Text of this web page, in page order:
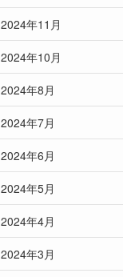
2024年11月
2024年10月
2024年8月
2024年7月
2024年6月
2024年5月
2024年4月
2024年3月